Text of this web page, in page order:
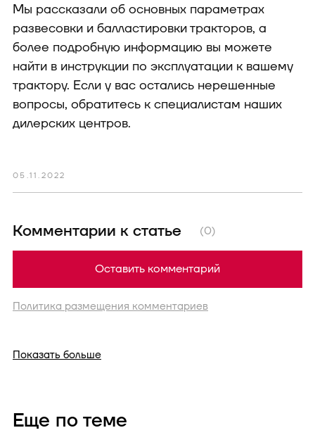
Мы рассказали об основных параметрах
развесовки и балластировки тракторов, а
более подробную информацию вы можете
найти в инструкции по эксплуатации к вашему
трактору. Если у вас остались нерешенные
вопросы, обратитесь к специалистам наших
дилерских центров.
05.11.2022
Комментарии к статье (0)
Политика размещения комментариев
Оставить комментарий
Показать больше
Еще по теме